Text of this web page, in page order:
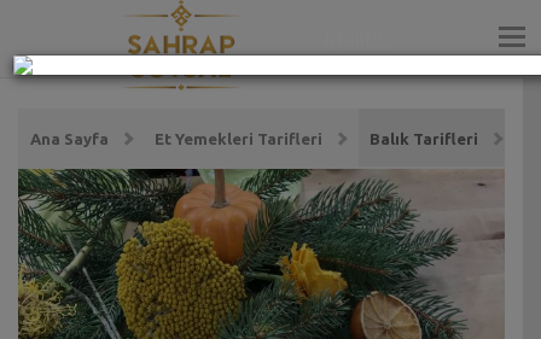
Ana Sayfa Et Yemekleri Tarifleri Balık Tarifleri